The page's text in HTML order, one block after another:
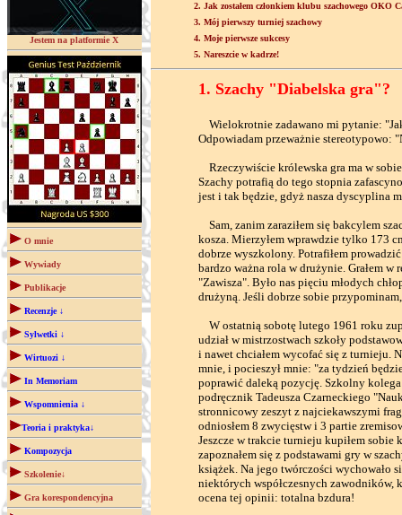
Jestem na platformie X
O mnie
Wywiady
Publikacje
Recenzje ↓
Sylwetki ↓
Wirtuozi ↓
In Memoriam
Wspomnienia ↓
Teoria i praktyka↓
Kompozycja
Szkolenie↓
Gra korespondencyjna
2. Jak zostałem członkiem klubu szachowego OKO
3. Mój pierwszy turniej szachowy
4. Moje pierwsze sukcesy
5. Nareszcie w kadrze!
1. Szachy "Diabelska gra"?
Wielokrotnie zadawano mi pytanie:
Odpowiadam przeważnie stereotypowo:
Rzeczywiście królewska gra ma w
Szachy potrafią do tego stopnia
jest i tak będzie, gdyż nasza dyscyplina
Sam, zanim zaraziłem się bakcylem
kosza. Mierzyłem wprawdzie tylko 173
dobrze wyszkolony. Potrafiłem
bardzo ważna rola w drużynie. Grałem
"Zawisza". Było nas pięciu młodych
drużyną. Jeśli dobrze sobie
W ostatnią sobotę lutego 1961 roku
udział w mistrzostwach szkoły
i nawet chciałem wycofać się z turnieju.
mnie, i pocieszył mnie: "za tydzień
poprawić daleką pozycję. Szkolny
podręcznik Tadeusza Czarneckiego
stronnicowy zeszyt z najciekawszymi
odniosłem 8 zwycięstw i 3 partie
Jeszcze w trakcie turnieju kupiłem
zapoznałem się z podstawami gry w
książek. Na jego twórczości wychowało
niektórych współczesnych zawodników,
ocena tej opinii: totalna bzdura!